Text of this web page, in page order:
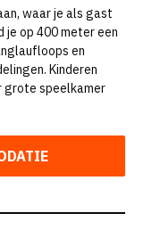
waar je als gast
op 400 meter een
en
Kinderen
grote speelkamer